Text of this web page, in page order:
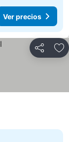
Ver precios
Compartir